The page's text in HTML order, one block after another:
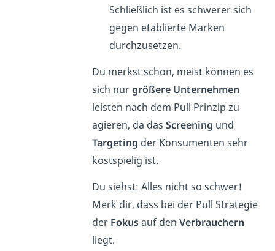
Schließlich ist es schwerer sich
gegen etablierte Marken
durchzusetzen.
Du merkst schon, meist können es
sich nurgrößere Unternehmen
leisten nach dem Pull Prinzip zu
agieren, da das Screening und
Targeting der Konsumenten sehr
kostspielig ist.
Du siehst: Alles nicht so schwer!
Merk dir, dass bei der Pull Strategie
der Fokusauf den Verbrauchern
liegt.